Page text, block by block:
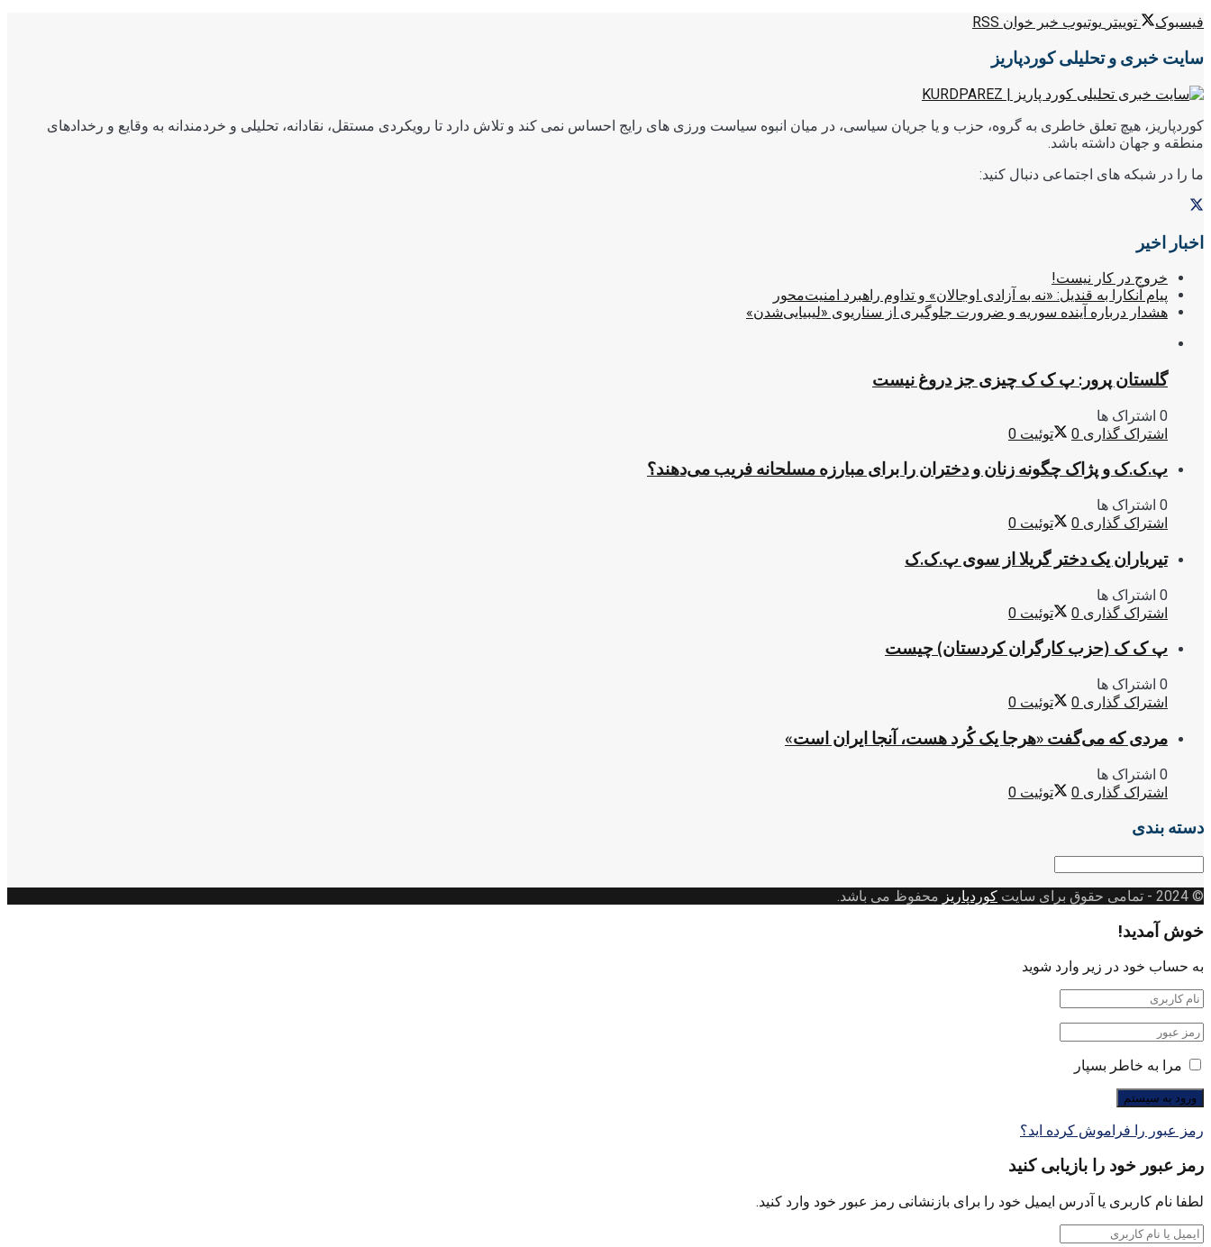
فیسبوک
توییتر یوتیوب خبر خوان RSS
سایت خبری و تحلیلی کوردپاریز
کوردپاریز، هیچ تعلق خاطری به گروه، حزب و یا جریان سیاسی، در میان انبوه سیاست ورزی های رایج احساس نمی کند و تلاش دارد تا رویکردی مستقل، نقادانه، تحلیلی و خردمندانه به وقایع و رخدادهای
منطقه و جهان داشته باشد.
ما را در شبکه های اجتماعی دنبال کنید:
اخبار اخیر
خروج در کار نیست!
پیام آنکارا به قندیل: «نه به آزادی اوجالان» و تداوم راهبرد امنیت‌محور
هشدار درباره آینده سوریه و ضرورت جلوگیری از سناریوی «لیبیایی‌شدن»
گلستان پرور: پ ک ک چیزی جز دروغ نیست
0 اشتراک ها
اشتراک گذاری 0 توئیت 0
پ.ک.ک و پژاک چگونه زنان و دختران را برای مبارزه مسلحانه فریب می‌دهند؟
0 اشتراک ها
اشتراک گذاری 0 توئیت 0
تیرباران یک دختر گریلا از سوی پ.ک.ک
0 اشتراک ها
اشتراک گذاری 0 توئیت 0
پ ک ک (حزب کارگران کردستان) چیست
0 اشتراک ها
اشتراک گذاری 0 توئیت 0
مردی که می‌گفت «هرجا یک کُرد هست، آنجا ایران است»
0 اشتراک ها
اشتراک گذاری 0 توئیت 0
دسته بندی
دسته
© 2024
- تمامی حقوق برای سایت کوردپاریز محفوظ می باشد.
خوش آمدید!
به حساب خود در زیر وارد شوید
مرا به خاطر بسپار
رمز عبور را فراموش کرده اید؟
رمز عبور خود را بازیابی کنید
لطفا نام کاربری یا آدرس ایمیل خود را برای بازنشانی رمز عبور خود وارد کنید.